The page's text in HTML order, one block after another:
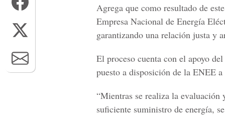
Agrega que como resultado de
Empresa Nacional de Energía
garantizando una relación justa y
El proceso cuenta con el apoyo
puesto a disposición de la ENEE
“Mientras se realiza la
suficiente suministro de energía,